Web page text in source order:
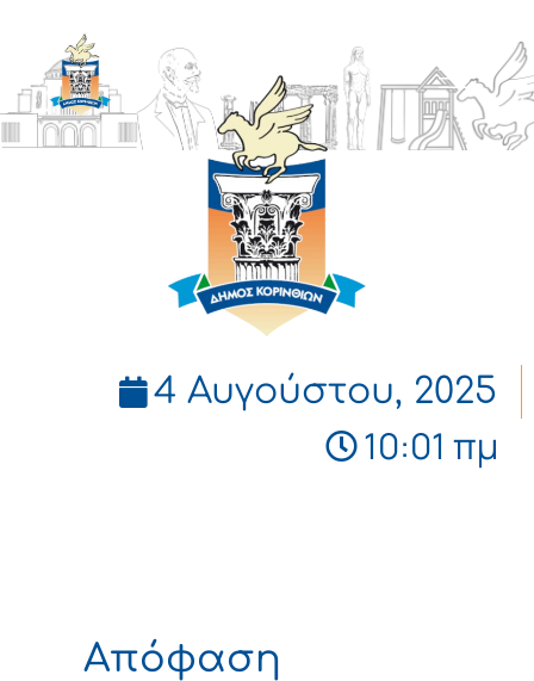
ΔΗΜΟΣ
ΚΟΡΙΝΘΙΩΝ
4 Αυγούστου, 2025
10:01 πμ
Απόφαση